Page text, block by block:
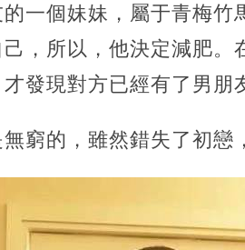
一個妹妹，屬于青梅
，所以，他決定減肥。
發現對方已經有了男朋
窮的，雖然錯失了初戀